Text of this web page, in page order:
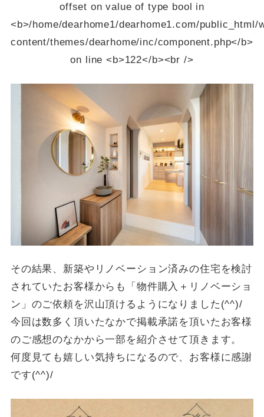
その結果、新築やリノベーション済みの住宅を検討
されていたお客様からも「物件購入＋リノベーショ
ン」のご依頼を沢山頂けるようになりました(^^)/
今回は数多く頂いたなかで掲載承諾を頂いたお客様
のご感想のなかから一部を紹介させて頂きます。
何度見ても嬉しい気持ちになるので、お客様に感謝
です(^^)/